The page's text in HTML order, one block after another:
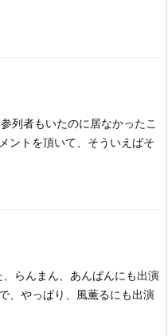
列者もいたのに居なかったこ
ントを頂いて、そういえばそ
らんまん、あんぱんにも出演
、やっぱり、風薫るにも出演